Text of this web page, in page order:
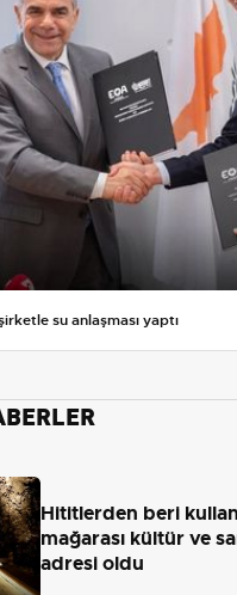
su anlaşması yaptı
Hititlerden beri
mağarası kültür ve
adresi oldu